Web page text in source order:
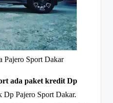
Pajero Sport Dakar
ada paket kredit Dp
Dp Pajero Sport Dakar.